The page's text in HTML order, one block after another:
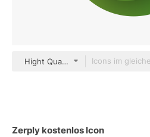
Hight Quality Icons Flat Gradient
Zerply kostenlos Icon